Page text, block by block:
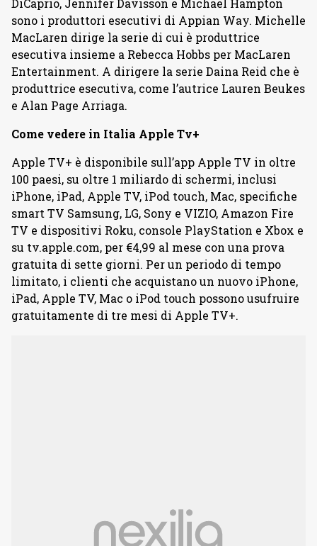
DiCaprio, Jennifer Davisson e Michael Hampton
sono i produttori esecutivi di Appian Way. Michelle
MacLaren dirige la serie di cui è produttrice
esecutiva insieme a Rebecca Hobbs per MacLaren
Entertainment. A dirigere la serie Daina Reid che è
produttrice esecutiva, come l’autrice Lauren Beukes
e Alan Page Arriaga.
Come vedere in Italia Apple Tv+
Apple TV+ è disponibile sull’app Apple TV in oltre
100 paesi, su oltre 1 miliardo di schermi, inclusi
iPhone, iPad, Apple TV, iPod touch, Mac, specifiche
smart TV Samsung, LG, Sony e VIZIO, Amazon Fire
TV e dispositivi Roku, console PlayStation e Xbox e
su tv.apple.com, per €4,99 al mese con una prova
gratuita di sette giorni. Per un periodo di tempo
limitato, i clienti che acquistano un nuovo iPhone,
iPad, Apple TV, Mac o iPod touch possono usufruire
gratuitamente di tre mesi di Apple TV+.